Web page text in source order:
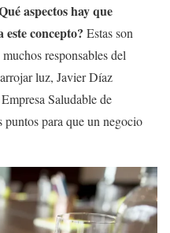
aspectos hay que
concepto? Estas son
responsables del
luz, Javier Díaz
Saludable de
para que un negocio